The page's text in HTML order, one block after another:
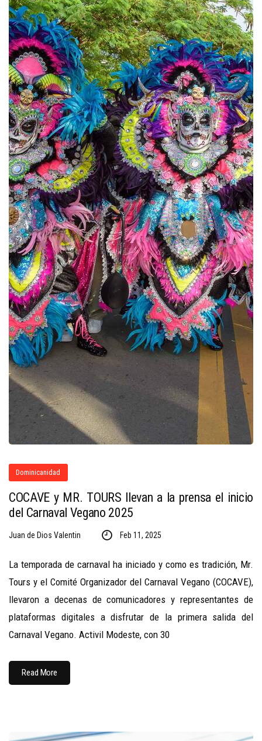
Dominicanidad
COCAVE y MR. TOURS llevan a la prensa el inicio
del Carnaval Vegano 2025
Juan de Dios Valentin Feb 11, 2025
La temporada de carnaval ha iniciado y como es tradición, Mr.
Tours y el Comité Organizador del Carnaval Vegano (COCAVE),
llevaron a decenas de comunicadores y representantes de
plataformas digitales a disfrutar de la primera salida del
Carnaval Vegano. Activil Modeste, con 30
Read More